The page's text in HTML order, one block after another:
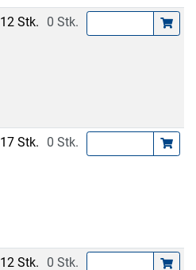
12 Stk. 0 Stk.
17 Stk. 0 Stk.
12 Stk. 0 Stk.